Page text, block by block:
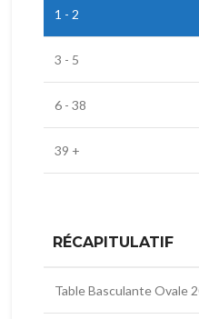
1 - 2
3 - 5
6 - 38
39 +
RÉCAPITULATIF
Table Basculante Ovale